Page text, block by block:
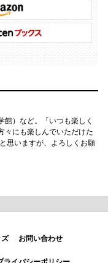
館）など。「いつも楽しく
々にも楽しんでいただけた
思いますが、よろしくお願
ズ お問い合わせ